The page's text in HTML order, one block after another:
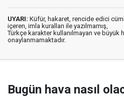
UYARI: Küfür, hakaret, rencide edici
içeren, imla kuralları ile yazılmamış,
Türkçe karakter kullanılmayan ve büyük
onaylanmamaktadır.
Bugün hava nasıl